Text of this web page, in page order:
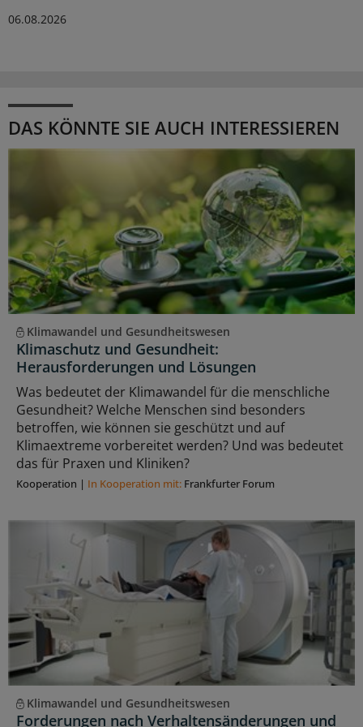
06.08.2026
DAS KÖNNTE SIE AUCH INTERESSIEREN
Klimawandel und Gesundheitswesen
Klimaschutz und Gesundheit:
Herausforderungen und Lösungen
Was bedeutet der Klimawandel für die menschliche
Gesundheit? Welche Menschen sind besonders
betroffen, wie können sie geschützt und auf
Klimaextreme vorbereitet werden? Und was bedeutet
das für Praxen und Kliniken?
Kooperation | In Kooperation mit: Frankfurter Forum
Klimawandel und Gesundheitswesen
Forderungen nach Verhaltensänderungen und